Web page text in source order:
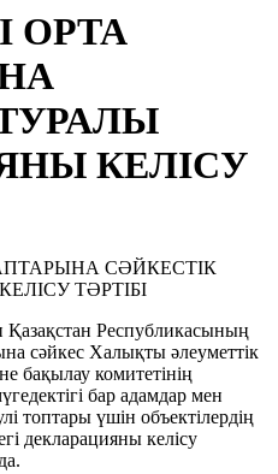
ОРТА
КЕЛІСУ
Республикасының
сәйкес Халықты әлеуметтік
бақылау комитетінің
бар адамдар мен
топтары үшін объектілердің
декларацияны келісу